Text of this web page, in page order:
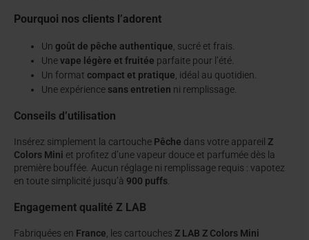
Pourquoi nos clients l’adorent
Un goût de pêche authentique , sucré et frais.
Unevape légère et fruitée parfaite pour l’été.
Un format compact et pratique , idéal au quotidien.
Une expérience sans entretien ni remplissage.
Conseils d’utilisation
Insérez simplement la cartouche Pêche dans votre appareil Z
Colors Mini et profitez d’une vapeur douce et parfumée dès la
première bouffée. Aucun réglage ni remplissage requis : vapotez
en toute simplicité jusqu’à 900 puffs.
Engagement qualité Z LAB
Fabriquées en France , les cartouches Z LAB Z Colors Mini